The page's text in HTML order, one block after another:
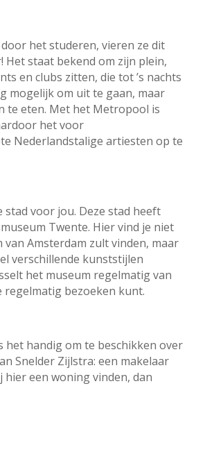
het studeren, vieren ze dit
Het staat bekend om zijn plein,
en clubs zitten, die tot ’s nachts
mogelijk om uit te gaan, maar
te eten. Met het Metropool is
het voor
Nederlandstalige artiesten op te
stad voor jou. Deze stad heeft
Twente. Hier vind je niet
Amsterdam zult vinden, maar
verschillende kunststijlen
het museum regelmatig van
bezoeken kunt.
het handig om te beschikken over
Snelder Zijlstra: een makelaar
hier een woning vinden, dan